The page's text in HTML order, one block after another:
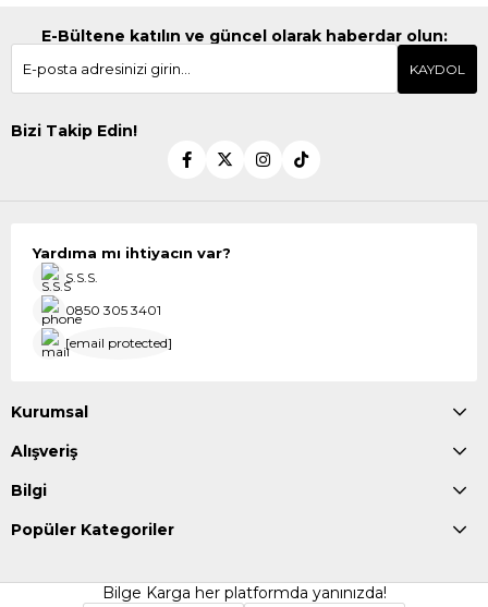
E-Bültene katılın ve güncel olarak haberdar olun:
KAYDOL
Bizi Takip Edin!
Yardıma mı ihtiyacın var?
S.S.S.
0850 305 3401
[email protected]
Kurumsal
Alışveriş
Bilgi
Popüler Kategoriler
Bilge Karga her platformda yanınızda!